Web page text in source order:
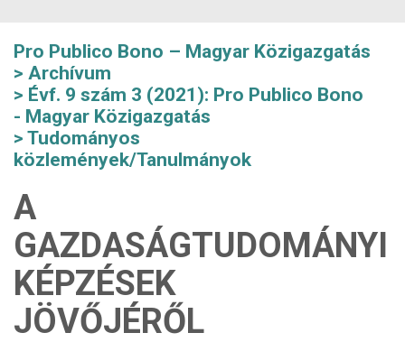
Pro Publico Bono – Magyar Közigazgatás
Archívum
Évf. 9 szám 3 (2021): Pro Publico Bono
- Magyar Közigazgatás
Tudományos
közlemények/Tanulmányok
A
GAZDASÁGTUDOMÁNYI
KÉPZÉSEK
JÖVŐJÉRŐL